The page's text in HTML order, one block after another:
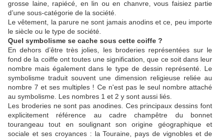
grosse laine, rapiécé, en lin ou en chanvre, vous faisiez partie
d’une sous-catégorie de la société.
Le vêtement, la parure ne sont jamais anodins et ce, peu importe
le siècle ou le type de société.
Quel symbolisme se cache sous cette coiffe ?
En dehors d’être très jolies, les broderies représentées sur le
fond de la coiffe ont toutes une signification, que ce soit dans leur
nombre mais également dans le type de dessin représenté. Le
symbolisme traduit souvent une dimension religieuse reliée au
nombre 7 et ses multiples ! Ce n'est pas le seul nombre attaché
au symbolisme. Les nombres 1 et 2 y sont aussi liés.
Les broderies ne sont pas anodines. Ces principaux dessins font
explicitement référence au cadre champêtre du bonnet
tourangeau tout en soulignant son origine géographique et
sociale et ses croyances : la Touraine, pays de vignobles et de